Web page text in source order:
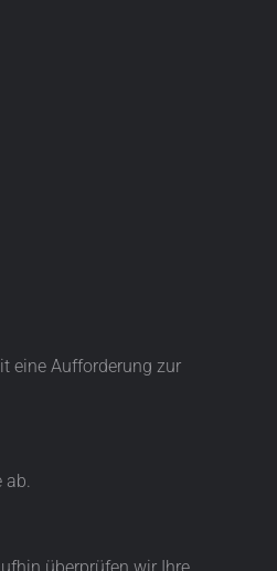
eine Aufforderung zur
ab.